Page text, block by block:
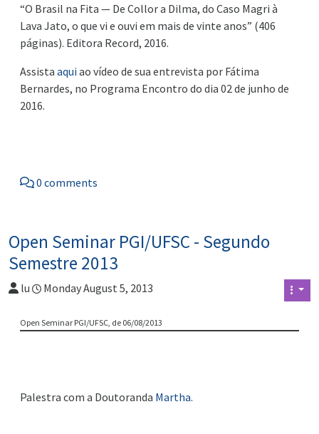
“O Brasil na Fita — De Collor a Dilma, do Caso Magri à
Lava Jato, o que vi e ouvi em mais de vinte anos” (406
páginas). Editora Record, 2016.
Assista aqui ao vídeo de sua entrevista por Fátima
Bernardes, no Programa Encontro do dia 02 de junho de
2016.
0 comments
Open Seminar PGI/UFSC - Segundo
Semestre 2013
lu Monday August 5, 2013
Open Seminar PGI/UFSC, de 06/08/2013
Palestra com a Doutoranda Martha.